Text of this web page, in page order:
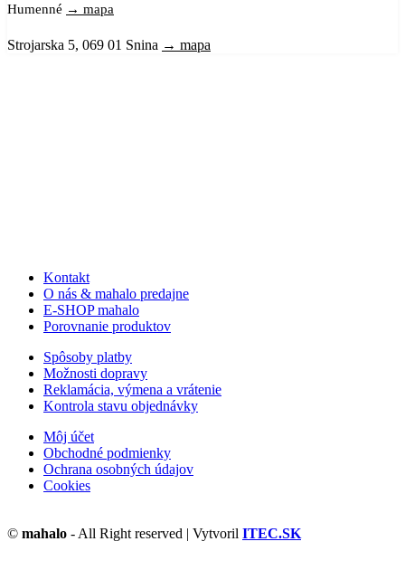
Humenné → mapa
Strojarska 5, 069 01 Snina → mapa
Kontakt
O nás & mahalo predajne
E-SHOP mahalo
Porovnanie produktov
Spôsoby platby
Možnosti dopravy
Reklamácia, výmena a vrátenie
Kontrola stavu objednávky
Môj účet
Obchodné podmienky
Ochrana osobných údajov
Cookies
© mahalo - All Right reserved | Vytvoril ITEC.SK